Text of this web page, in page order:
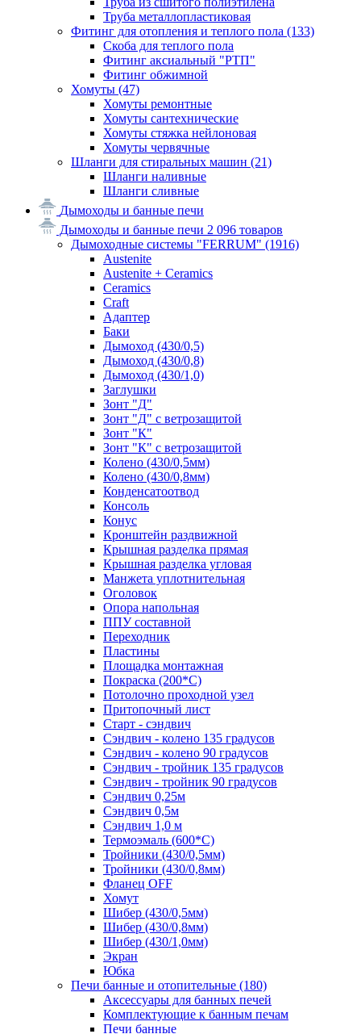
Труба металлопластиковая
Фитинг для отопления и теплого пола (133)
Скоба для теплого пола
Фитинг аксиальный "РТП"
Фитинг обжимной
Хомуты (47)
Хомуты ремонтные
Хомуты сантехнические
Хомуты стяжка нейлоновая
Хомуты червячные
Шланги для стиральных машин (21)
Шланги наливные
Шланги сливные
Дымоходы и банные печи
Дымоходы и банные печи 2 096 товаров
Дымоходные системы "FERRUM" (1916)
Austenite
Austenite + Ceramics
Ceramics
Craft
Адаптер
Баки
Дымоход (430/0,5)
Дымоход (430/0,8)
Дымоход (430/1,0)
Заглушки
Зонт "Д"
Зонт "Д" с ветрозащитой
Зонт "К"
Зонт "К" с ветрозащитой
Колено (430/0,5мм)
Колено (430/0,8мм)
Конденсатоотвод
Консоль
Конус
Кронштейн раздвижной
Крышная разделка прямая
Крышная разделка угловая
Манжета уплотнительная
Оголовок
Опора напольная
ППУ составной
Переходник
Пластины
Площадка монтажная
Покраска (200*С)
Потолочно проходной узел
Притопочный лист
Старт - сэндвич
Сэндвич - колено 135 градусов
Сэндвич - колено 90 градусов
Сэндвич - тройник 135 градусов
Сэндвич - тройник 90 градусов
Сэндвич 0,25м
Сэндвич 0,5м
Сэндвич 1,0 м
Термоэмаль (600*С)
Тройники (430/0,5мм)
Тройники (430/0,8мм)
Фланец OFF
Хомут
Шибер (430/0,5мм)
Шибер (430/0,8мм)
Шибер (430/1,0мм)
Экран
Юбка
Печи банные и отопительные (180)
Аксессуары для банных печей
Комплектующие к банным печам
Печи банные